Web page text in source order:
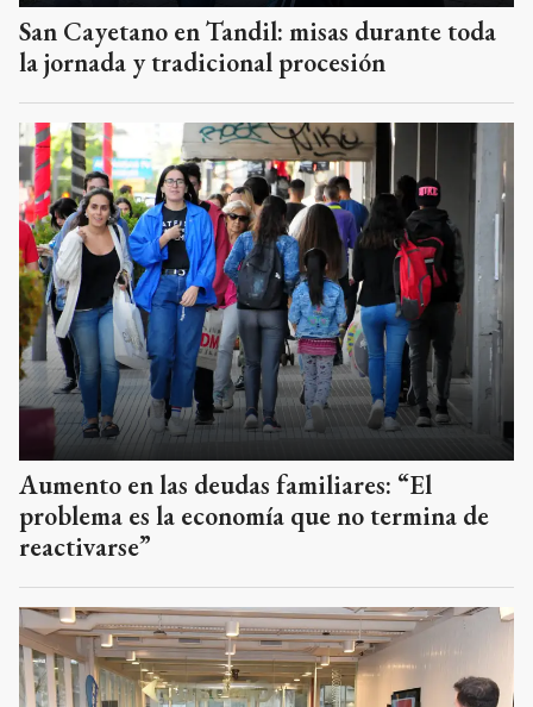
San Cayetano en Tandil: misas durante toda
la jornada y tradicional procesión
Aumento en las deudas familiares: “El
problema es la economía que no termina de
reactivarse”